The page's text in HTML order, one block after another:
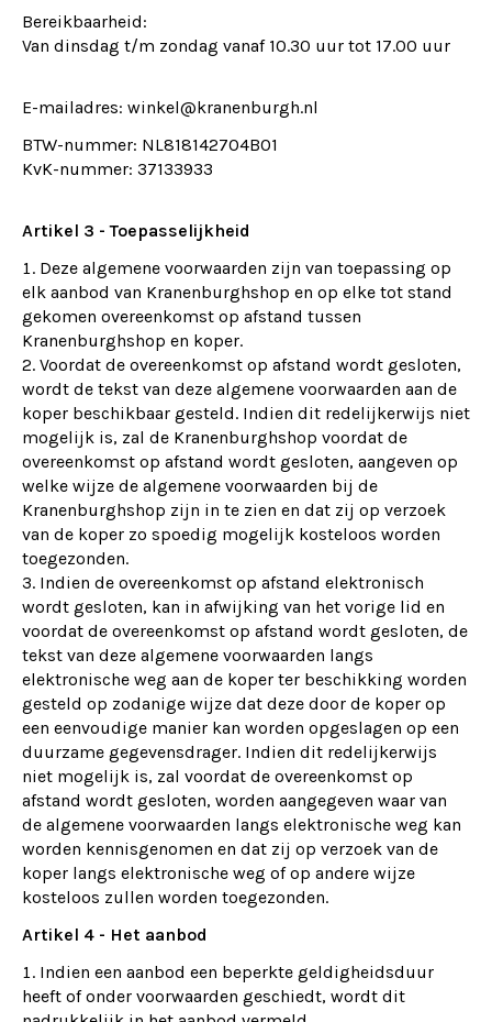
Bereikbaarheid:
Van dinsdag t/m zondag vanaf 10.30 uur tot 17.00 uur
E-mailadres: winkel@kranenburgh.nl
BTW-nummer: NL818142704B01
KvK-nummer: 37133933
Artikel 3 - Toepasselijkheid
Deze algemene voorwaarden zijn van toepassing op
elk aanbod van Kranenburghshop en op elke tot stand
gekomen overeenkomst op afstand tussen
Kranenburghshop en koper.
Voordat de overeenkomst op afstand wordt gesloten,
wordt de tekst van deze algemene voorwaarden aan de
koper beschikbaar gesteld. Indien dit redelijkerwijs niet
mogelijk is, zal de Kranenburghshop voordat de
overeenkomst op afstand wordt gesloten, aangeven op
welke wijze de algemene voorwaarden bij de
Kranenburghshop zijn in te zien en dat zij op verzoek
van de koper zo spoedig mogelijk kosteloos worden
toegezonden.
Indien de overeenkomst op afstand elektronisch
wordt gesloten, kan in afwijking van het vorige lid en
voordat de overeenkomst op afstand wordt gesloten, de
tekst van deze algemene voorwaarden langs
elektronische weg aan de koper ter beschikking worden
gesteld op zodanige wijze dat deze door de koper op
een eenvoudige manier kan worden opgeslagen op een
duurzame gegevensdrager. Indien dit redelijkerwijs
niet mogelijk is, zal voordat de overeenkomst op
afstand wordt gesloten, worden aangegeven waar van
de algemene voorwaarden langs elektronische weg kan
worden kennisgenomen en dat zij op verzoek van de
koper langs elektronische weg of op andere wijze
kosteloos zullen worden toegezonden.
Artikel 4 - Het aanbod
Indien een aanbod een beperkte geldigheidsduur
heeft of onder voorwaarden geschiedt, wordt dit